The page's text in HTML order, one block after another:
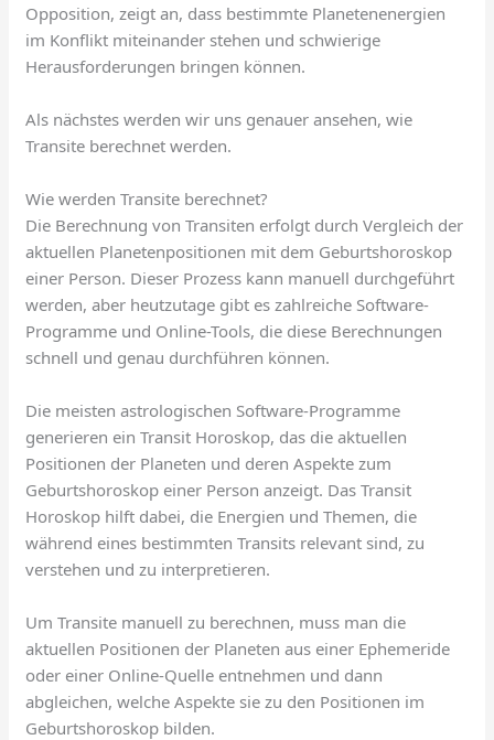
Opposition, zeigt an, dass bestimmte Planetenenergien
im Konflikt miteinander stehen und schwierige
Herausforderungen bringen können.
Als nächstes werden wir uns genauer ansehen, wie
Transite berechnet werden.
Wie werden Transite berechnet?
Die Berechnung von Transiten erfolgt durch Vergleich der
aktuellen Planetenpositionen mit dem Geburtshoroskop
einer Person. Dieser Prozess kann manuell durchgeführt
werden, aber heutzutage gibt es zahlreiche Software-
Programme und Online-Tools, die diese Berechnungen
schnell und genau durchführen können.
Die meisten astrologischen Software-Programme
generieren ein Transit Horoskop, das die aktuellen
Positionen der Planeten und deren Aspekte zum
Geburtshoroskop einer Person anzeigt. Das Transit
Horoskop hilft dabei, die Energien und Themen, die
während eines bestimmten Transits relevant sind, zu
verstehen und zu interpretieren.
Um Transite manuell zu berechnen, muss man die
aktuellen Positionen der Planeten aus einer Ephemeride
oder einer Online-Quelle entnehmen und dann
abgleichen, welche Aspekte sie zu den Positionen im
Geburtshoroskop bilden.